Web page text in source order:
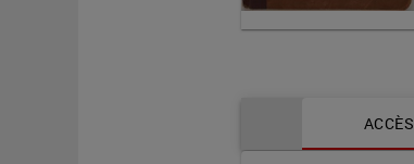
jour
[manuscrit]
Contenu de la noticeACCÈS